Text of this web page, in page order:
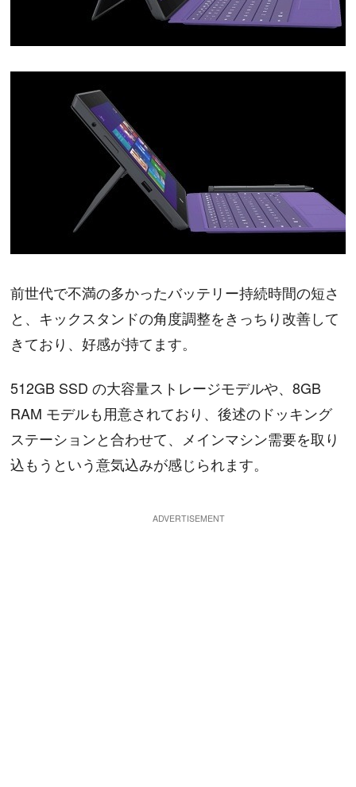
前世代で不満の多かったバッテリー持続時間の短さ
と、キックスタンドの角度調整をきっちり改善して
きており、好感が持てます。
512GB SSD の大容量ストレージモデルや、8GB
RAM モデルも用意されており、後述のドッキング
ステーションと合わせて、メインマシン需要を取り
込もうという意気込みが感じられます。